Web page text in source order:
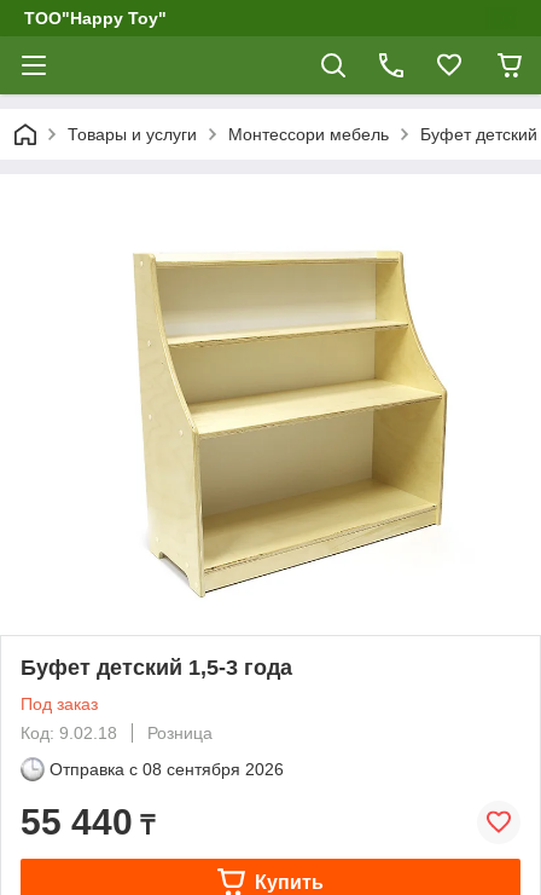
ТОО"Happy Toy"
Товары и услуги Монтессори мебель Буфет
Буфет детский 1,5-3 года
Под заказ
Код: 9.02.18
Розница
Отправка с 08 сентября 2026
55 440 ₸
Купить